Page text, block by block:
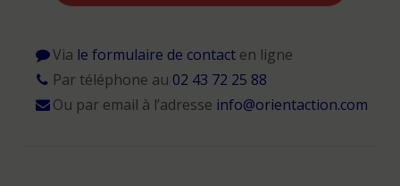
Via le formulaire de contacten ligne
Par téléphone au 02 43 72 25 88
Ou par email à l’adresse info@orientaction.com